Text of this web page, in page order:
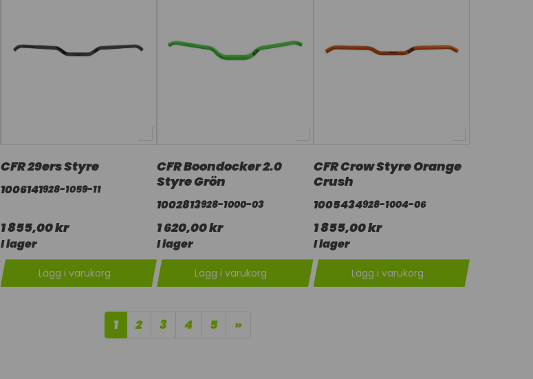
CFR 29ers Styre
1006141928-1059-11
1 855,00 kr
I lager
Lägg i varukorg
CFR Boondocker 2.0
Styre Grön
1002813928-1000-03
1 620,00 kr
I lager
Lägg i varukorg
CFR Crow Styre Orange
Crush
1005434928-1004-06
1 855,00 kr
I lager
Lägg i varukorg
1 2 3 4 5 »